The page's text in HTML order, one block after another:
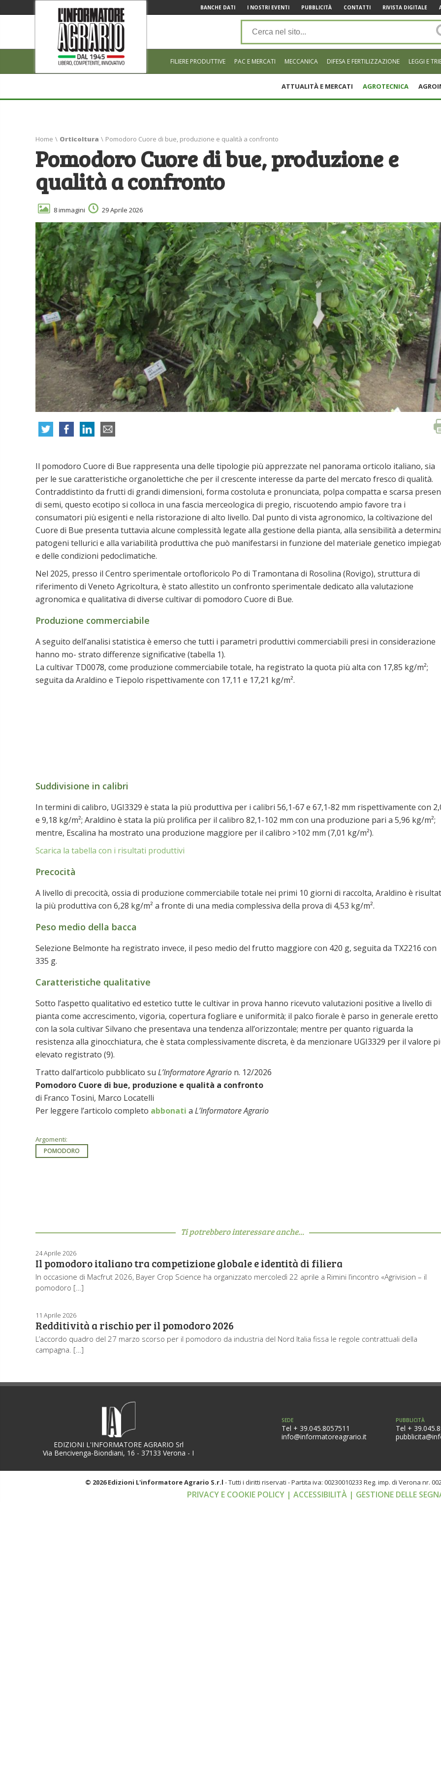
BANCHE DATI I NOSTRI EVENTI PUBBLICITÀ CONTATTI RIVISTA DIGITALE
FILIERE PRODUTTIVE PAC E MERCATI MECCANICA DIFESA E FERTILIZZAZIONE LEGGI E
ATTUALITÀ E MERCATI AGROTECNICA
Home \ Orticoltura \ Pomodoro Cuore di bue, produzione e qualità a confronto
Pomodoro Cuore di bue, produzione e
qualità a confronto
8 immagini 29 Aprile 2026
Il pomodoro Cuore di Bue rappresenta una delle tipologie più apprezzate nel panorama orticolo italiano, sia
per le sue caratteristiche organolettiche che per il crescente interesse da parte del mercato fresco di qualità.
Contraddistinto da frutti di grandi dimensioni, forma costoluta e pronunciata, polpa compatta e scarsa
di semi, questo ecotipo si colloca in una fascia merceologica di pregio, riscuotendo ampio favore tra i
consumatori più esigenti e nella ristorazione di alto livello. Dal punto di vista agronomico, la coltivazione del
Cuore di Bue presenta tuttavia alcune complessità legate alla gestione della pianta, alla sensibilità a
patogeni tellurici e alla variabilità produttiva che può manifestarsi in funzione del materiale genetico
e delle condizioni pedoclimatiche.
Nel 2025, presso il Centro sperimentale ortofloricolo Po di Tramontana di Rosolina (Rovigo), struttura di
riferimento di Veneto Agricoltura, è stato allestito un confronto sperimentale dedicato alla valutazione
agronomica e qualitativa di diverse cultivar di pomodoro Cuore di Bue.
Produzione commerciabile
A seguito dell’analisi statistica è emerso che tutti i parametri produttivi commerciabili presi in considerazione
hanno mo- strato differenze significative (tabella 1).
La cultivar TD0078, come produzione commerciabile totale, ha registrato la quota più alta con 17,85 kg/m²;
seguita da Araldino e Tiepolo rispettivamente con 17,11 e 17,21 kg/m².
Suddivisione in calibri
In termini di calibro, UGI3329 è stata la più produttiva per i calibri 56,1-67 e 67,1-82 mm rispettivamente con
e 9,18 kg/m²; Araldino è stata la più prolifica per il calibro 82,1-102 mm con una produzione pari a 5,96 kg/m²;
mentre, Escalina ha mostrato una produzione maggiore per il calibro >102 mm (7,01 kg/m²).
Scarica la tabella con i risultati produttivi
Precocità
A livello di precocità, ossia di produzione commerciabile totale nei primi 10 giorni di raccolta, Araldino è
la più produttiva con 6,28 kg/m² a fronte di una media complessiva della prova di 4,53 kg/m².
Peso medio della bacca
Selezione Belmonte ha registrato invece, il peso medio del frutto maggiore con 420 g, seguita da TX2216 con
335 g.
Caratteristiche qualitative
Sotto l’aspetto qualitativo ed estetico tutte le cultivar in prova hanno ricevuto valutazioni positive a livello di
pianta come accrescimento, vigoria, copertura fogliare e uniformità; il palco fiorale è parso in generale eretto
con la sola cultivar Silvano che presentava una tendenza all’orizzontale; mentre per quanto riguarda la
resistenza alla ginocchiatura, che è stata complessivamente discreta, è da menzionare UGI3329 per il valore
elevato registrato (9).
Tratto dall’articolo pubblicato su L’Informatore Agrario n. 12/2026
Pomodoro Cuore di bue, produzione e qualità a confronto
di Franco Tosini, Marco Locatelli
Per leggere l’articolo completo abbonati a L’Informatore Agrario
Argomenti:
POMODORO
Ti potrebbero interessare anche...
24 Aprile 2026
Il pomodoro italiano tra competizione globale e identità di filiera
In occasione di Macfrut 2026, Bayer Crop Science ha organizzato mercoledì 22 aprile a Rimini l’incontro «Agrivision – il
pomodoro […]
11 Aprile 2026
Redditività a rischio per il pomodoro 2026
L’accordo quadro del 27 marzo scorso per il pomodoro da industria del Nord Italia fissa le regole contrattuali della
campagna. […]
EDIZIONI L'INFORMATORE AGRARIO Srl
Via Bencivenga-Biondiani, 16 - 37133 Verona - I
SEDE
Tel + 39.045.8057511
info@informatoreagrario.it
PUBBLICITÀ
Tel +
© 2026 Edizioni L'informatore Agrario S.r.l -Tutti i diritti riservati -Partita iva: 00230010233 Reg. imp. di Verona nr.
PRIVACY E COOKIE POLICY | ACCESSIBILITÀ | GESTIONE DELLE